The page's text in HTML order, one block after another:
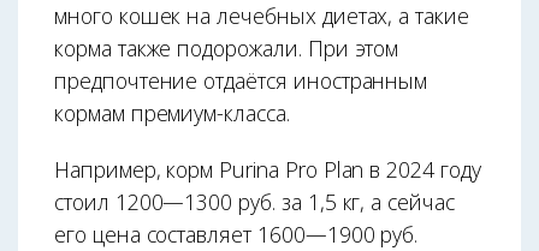
много кошек на лечебных диетах, а такие
корма также подорожали. При этом
предпочтение отдаётся иностранным
кормам премиум-класса.
Например, корм Purina Pro Plan в 2024 году
стоил 1200—1300 руб. за 1,5 кг, а сейчас
его цена составляет 1600—1900 руб.